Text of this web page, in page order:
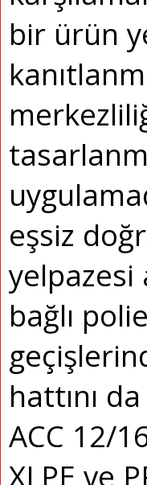
bir ürün
eşsiz
yelpazesi
bağlı
hattını
ACC 12/
XLPE ve